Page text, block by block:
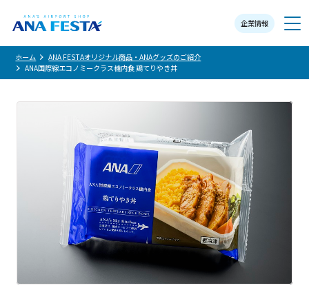
企業情報
メニュー
ホーム
ANA FESTAオリジナル商品・ANAグッズのご紹介
ANA国際線エコノミークラス機内食 鶏てりやき丼